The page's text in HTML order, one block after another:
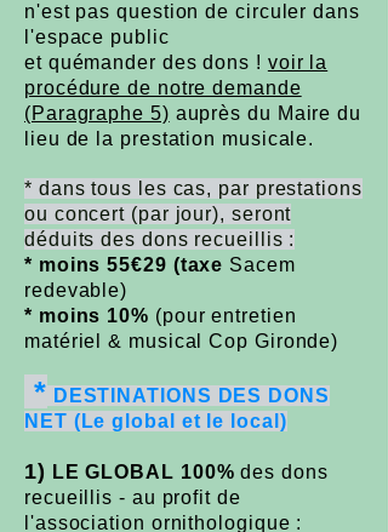
n'est pas question de circuler dans
l'espace public
et quémander des dons ! voir la
procédure de notre demande
(Paragraphe 5) auprès du Maire du
lieu de la prestation musicale.
* dans tous les cas, par prestations
ou concert (par jour), seront
déduits des dons recueillis :
* moins 55€29 (taxe Sacem
redevable)
* moins 10% (pour entretien
matériel & musical Cop Gironde)
* DESTINATIONS DES DONS
NET (Le global et le local)
1) LE GLOBAL 100%des dons
recueillis - au profit de
l'association ornithologique :